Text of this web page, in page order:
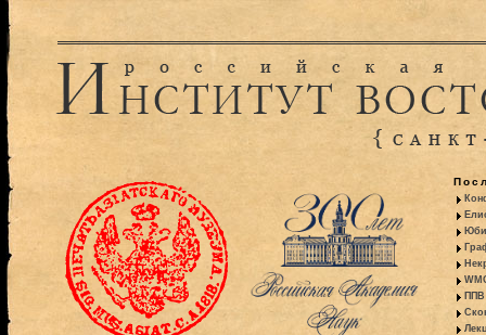
ППВ